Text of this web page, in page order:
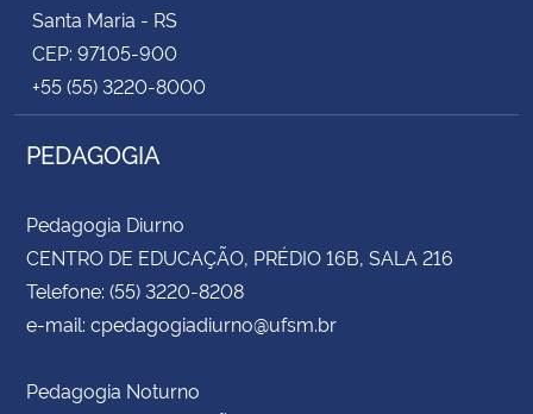
Santa Maria - RS
CEP: 97105-900
+55 (55) 3220-8000
PEDAGOGIA
Pedagogia Diurno
CENTRO DE EDUCAÇÃO, PRÉDIO 16B, SALA 216
Telefone: (55) 3220-8208
e-mail: cpedagogiadiurno@ufsm.br
Pedagogia Noturno